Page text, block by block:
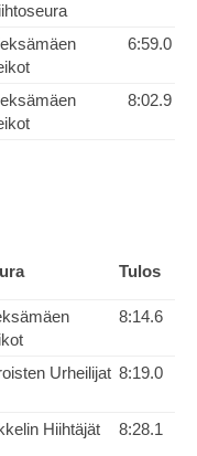
6:59.0
8:02.9
Tulos
8:14.6
Urheilijat 8:19.0
Hiihtäjät 8:28.1